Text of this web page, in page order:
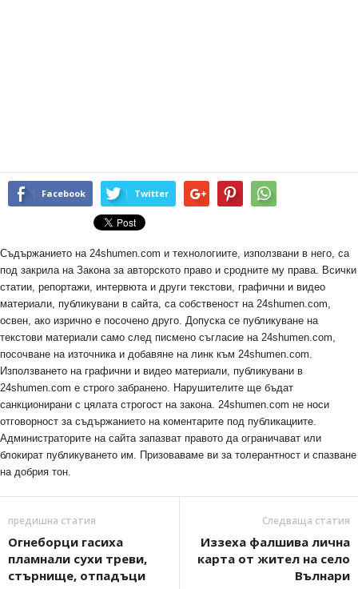
Facebook Twitter
Съдържанието на 24shumen.com и технологиите, използвани в него, са
под закрила на Закона за авторското право и сродните му права. Всички
статии, репортажи, интервюта и други текстови, графични и видео
материали, публикувани в сайта, са собственост на 24shumen.com,
освен, ако изрично е посочено друго. Допуска се публикуване на
текстови материали само след писмено съгласие на 24shumen.com,
посочване на източника и добавяне на линк към 24shumen.com.
Използването на графични и видео материали, публикувани в
24shumen.com е строго забранено. Нарушителите ще бъдат
санкционирани с цялата строгост на закона. 24shumen.com не носи
отговорност за съдържанието на коментарите под публикациите.
Администраторите на сайта запазват правото да ограничават или
блокират публикуването им. Призоваваме ви за толерантност и спазване
на добрия тон.
предишна статия
Огнеборци гасиха
пламнали сухи треви,
стърнище, отпадъци
Следваща статия
Иззеха фалшива лична
карта от жител на село
Вълнари